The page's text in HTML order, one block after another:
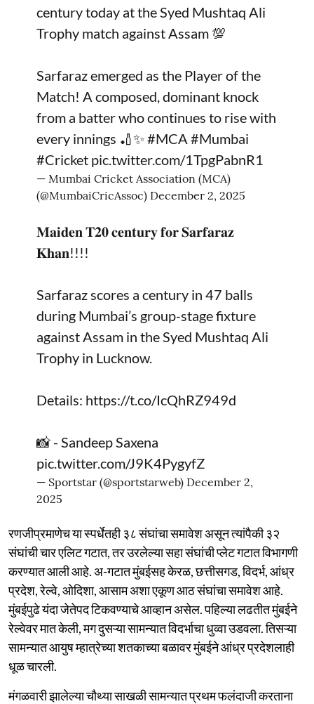
century today at the Syed Mushtaq Ali
Trophy match against Assam 💯
Sarfaraz emerged as the Player of the
Match! A composed, dominant knock
from a batter who continues to rise with
every innings 🏏✨#MCA #Mumbai
#Cricket pic.twitter.com/1TpgPabnR1
— Mumbai Cricket Association (MCA)
(@MumbaiCricAssoc) December 2, 2025
𝐌𝐚𝐢𝐝𝐞𝐧 𝐓𝟐𝟎 𝐜𝐞𝐧𝐭𝐮𝐫𝐲 𝐟𝐨𝐫 𝐒𝐚𝐫𝐟𝐚𝐫𝐚𝐳
𝐊𝐡𝐚𝐧!!!!
Sarfaraz scores a century in 47 balls
during Mumbai’s group-stage fixture
against Assam in the Syed Mushtaq Ali
Trophy in Lucknow.
Details: https://t.co/IcQhRZ949d
📸 - Sandeep Saxena
pic.twitter.com/J9K4PygyfZ
— Sportstar (@sportstarweb) December 2,
2025
रणजीप्रमाणेच या स्पर्धेतही ३८ संघांचा समावेश असून त्यांपैकी ३२
संघांची चार एलिट गटात, तर उरलेल्या सहा संघांची प्लेट गटात विभागणी
करण्यात आली आहे. अ-गटात मुंबईसह केरळ, छत्तीसगड, विदर्भ, आंध्र
प्रदेश, रेल्वे, ओदिशा, आसाम अशा एकूण आठ संघांचा समावेश आहे.
मुंबईपुढे यंदा जेतेपद टिकवण्याचे आव्हान असेल. पहिल्या लढतीत मुंबईने
रेल्वेवर मात केली, मग दुसऱ्या सामन्यात विदर्भाचा धुव्वा उडवला. तिसऱ्या
सामन्यात आयुष म्हात्रेच्या शतकाच्या बळावर मुंबईने आंध्र प्रदेशलाही
धूळ चारली.
मंगळवारी झालेल्या चौथ्या साखळी सामन्यात प्रथम फलंदाजी करताना